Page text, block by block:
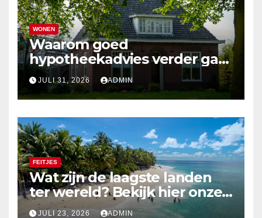
WONEN
Waarom goed
hypotheekadvies verder gaat
dan alleen cijfers
JULI 31, 2026 ADMIN
FEITJES
Wat zijn de laagste landen
ter wereld? Bekijk hier onze
top 10
JULI 23, 2026 ADMIN